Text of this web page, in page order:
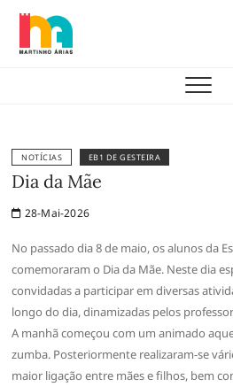
Skip
content
NOTÍCIAS EB1 DE GESTEIRA
Dia da Mãe
28-Mai-2026
No passado dia 8 de maio, os alunos da
comemoraram o Dia da Mãe. Neste dia
convidadas a participar em diversas
longo do dia, dinamizadas pelos
A manhã começou com um animado
zumba. Posteriormente realizaram-se
maior ligação entre mães e filhos, bem